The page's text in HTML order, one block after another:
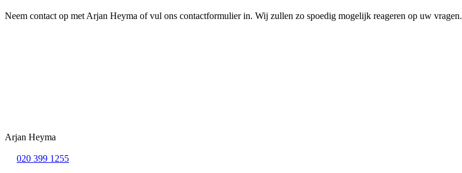
Neem contact op met Arjan Heyma of vul ons contactformulier in. Wij zullen zo spoedig mogelijk reageren op uw vragen.
Arjan Heyma
020 399 1255